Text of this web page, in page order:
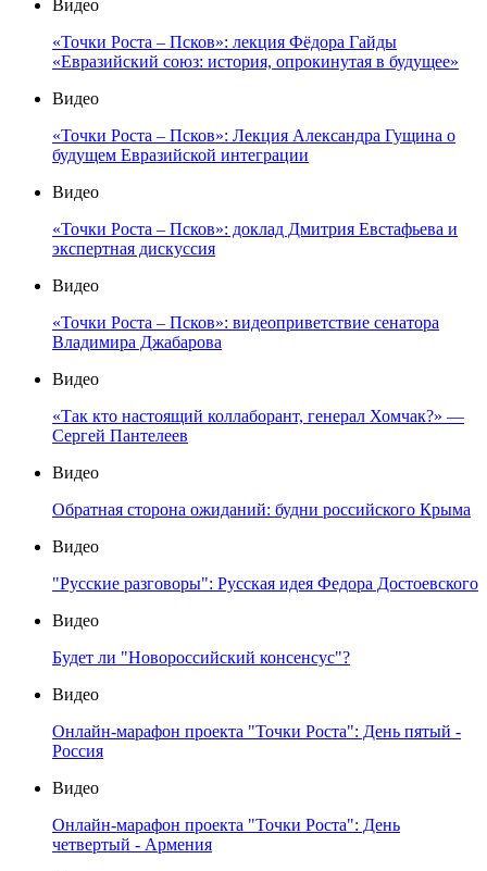
Видео
«Точки Роста – Псков»: лекция Фёдора Гайды
«Евразийский союз: история, опрокинутая в будущее»
Видео
«Точки Роста – Псков»: Лекция Александра Гущина о
будущем Евразийской интеграции
Видео
«Точки Роста – Псков»: доклад Дмитрия Евстафьева и
экспертная дискуссия
Видео
«Точки Роста – Псков»: видеоприветствие сенатора
Владимира Джабарова
Видео
«Так кто настоящий коллаборант, генерал Хомчак?» —
Сергей Пантелеев
Видео
Обратная сторона ожиданий: будни российского Крыма
Видео
"Русские разговоры": Русская идея Федора Достоевского
Видео
Будет ли "Новороссийский консенсус"?
Видео
Онлайн-марафон проекта "Точки Роста": День пятый -
Россия
Видео
Онлайн-марафон проекта "Точки Роста": День
четвертый - Армения